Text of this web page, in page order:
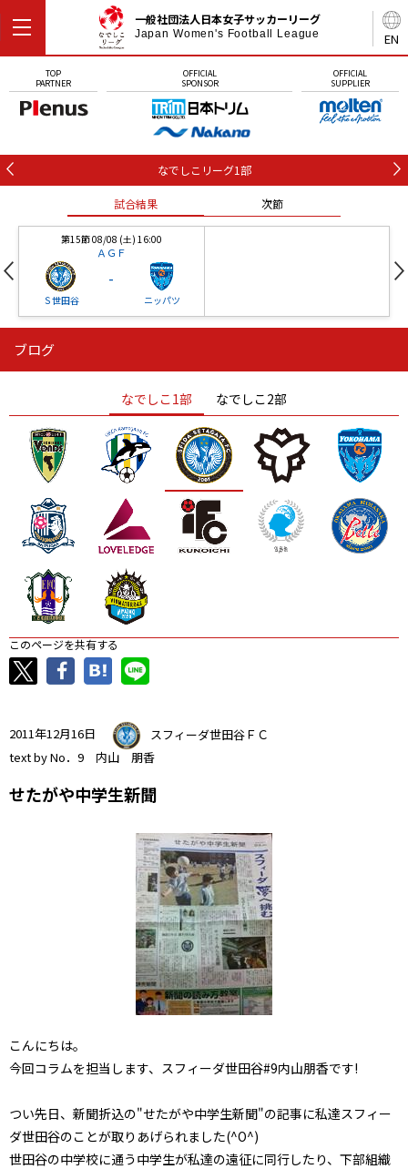
EN
一般社団法人日本女子サッカーリーグ
Japan Women's Football League
TOP
PARTNER
OFFICIAL
SPONSOR
OFFICIAL
SUPPLIER
なでしこリーグ1部
試合結果 次節
第15節 08/08 (土) 16:00
ＡＧＦ
Ｓ世田谷
-
ニッパツ
ニッパツ
ニッパツ 名古屋
石人の星
静岡 愛媛Ｌ
ブログ
なでしこ1部 なでしこ2部
このページを共有する
2011年12月16日
スフィーダ世田谷ＦＣ
text by No．9 内山 朋香
せたがや中学生新聞
こんにちは。
今回コラムを担当します、スフィーダ世田谷#9内山朋香です!
つい先日、新聞折込の"せたがや中学生新聞"の記事に私達スフィー
ダ世田谷のことが取りあげられました(^O^)
世田谷の中学校に通う中学生が私達の遠征に同行したり、下部組織